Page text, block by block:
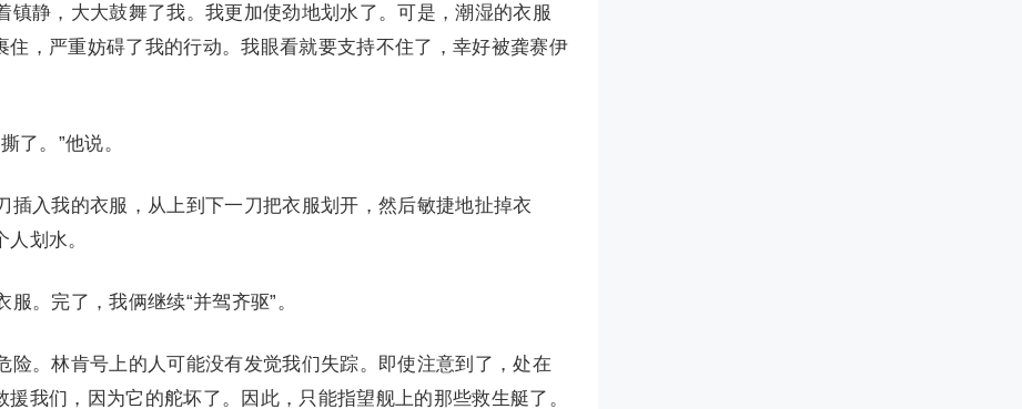
静，大大鼓舞了我。我更加使劲地划水了。可是，潮湿的衣服
住，严重妨碍了我的行动。我眼看就要支持不住了，幸好被龚赛伊
了。”他说。
入我的衣服，从上到下一刀把衣服划开，然后敏捷地扯掉衣
划水。
。完了，我俩继续“并驾齐驱”。
。林肯号上的人可能没有发觉我们失踪。即使注意到了，处在
我们，因为它的舵坏了。因此，只能指望舰上的那些救生艇了。